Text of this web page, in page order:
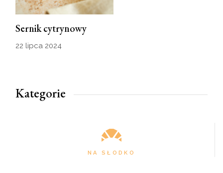
Sernik cytrynowy
22 lipca 2024
Kategorie
NA SŁODKO